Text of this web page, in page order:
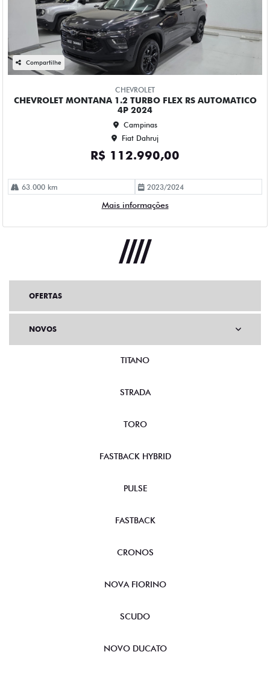
OFERTAS
NOVOS
TITANO
STRADA
TORO
FASTBACK HYBRID
PULSE
FASTBACK
CRONOS
NOVA FIORINO
SCUDO
NOVO DUCATO